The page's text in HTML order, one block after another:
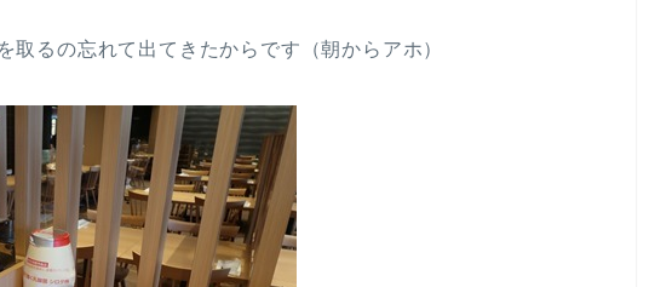
取るの忘れて出てきたからです（朝からアホ）